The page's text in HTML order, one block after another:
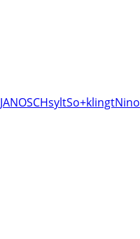
JANOSCHsyltSo+klingtNino